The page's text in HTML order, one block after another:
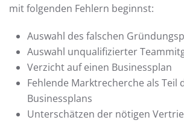
mit folgenden Fehlern beginnst:
Auswahl des falschen
Auswahl unqualifizierter
Verzicht auf einen Businessplan
Fehlende Marktrecherche als Teil
Businessplans
Unterschätzen der nötigen